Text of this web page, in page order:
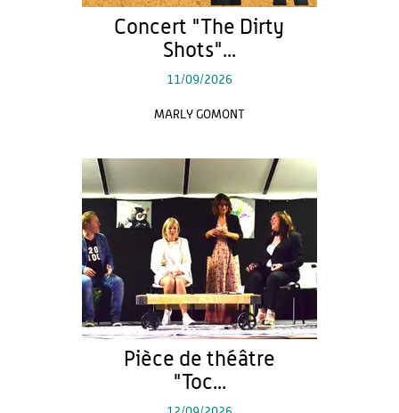
Concert "The Dirty
Shots"...
11/09/2026
MARLY GOMONT
Pièce de théâtre
"Toc...